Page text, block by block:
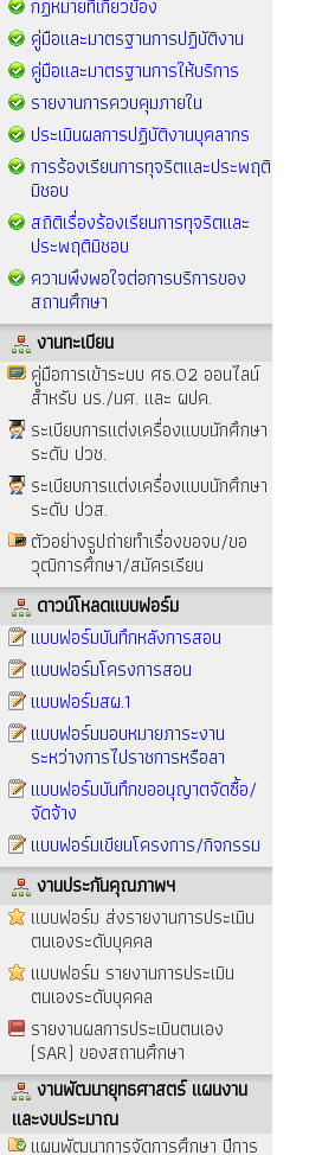
กฏหมายที่เกี่ยวข้อง
คู่มือและมาตรฐานการปฏิบัติงาน
คู่มือและมาตรฐานการให้บริการ
รายงานการควบคุมภายใน
ประเมินผลการปฏิบัติงานบุคลากร
การร้องเรียนการทุจริตและประพฤติ
มิชอบ
สถิติเรื่องร้องเรียนการทุจริตและ
ประพฤติมิชอบ
ความพึงพอใจต่อการบริการของ
สถานศึกษา
งานทะเบียน
คู่มือการเข้าระบบ ศธ.02 ออนไลน์
สำหรับ นร./นศ. และ ผปค.
ระเบียบการแต่งเครื่องแบบนักศึกษา
ระดับ ปวช.
ระเบียบการแต่งเครื่องแบบนักศึกษา
ระดับ ปวส.
ตัวอย่างรูปถ่ายทำเรื่องขอจบ/ขอ
วุฒิการศึกษา/สมัครเรียน
ดาวน์โหลดแบบฟอร์ม
แบบฟอร์มบันทึกหลังการสอน
แบบฟอร์มโครงการสอน
แบบฟอร์มสผ.1
แบบฟอร์มมอบหมายภาระงาน
ระหว่างการไปราชการหรือลา
แบบฟอร์มบันทึกขออนุญาตจัดซื้อ/
จัดจ้าง
แบบฟอร์มเขียนโครงการ/กิจกรรม
งานประกันคุณภาพฯ
แบบฟอร์ม ส่งรายงานการประเมิน
ตนเองระดับบุคคล
แบบฟอร์ม รายงานการประเมิน
ตนเองระดับบุคคล
รายงานผลการประเมินตนเอง
(SAR) ของสถานศึกษา
งานพัฒนายุทธศาสตร์ แผนงาน
และงบประมาณ
แผนพัฒนาการจัดการศึกษา ปีการ